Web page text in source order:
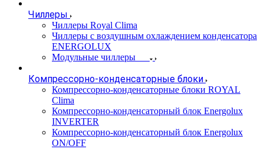
Чиллеры
Чиллеры Royal Clima
Чиллеры с воздушным охлаждением конденсатора
ENERGOLUX
Модульные чиллеры
Компрессорно-конденсаторные блоки
Компрессорно-конденсаторные блоки ROYAL
Clima
Компрессорно-конденсаторный блок Energolux
INVERTER
Компрессорно-конденсаторный блок Energolux
ON/OFF